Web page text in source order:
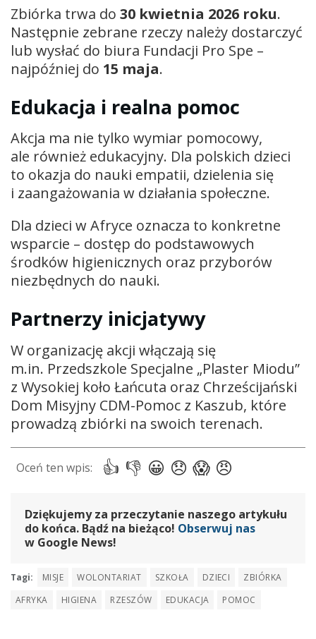
Zbiórka trwa do 30 kwietnia 2026 roku.
Następnie zebrane rzeczy należy dostarczyć
lub wysłać do biura Fundacji Pro Spe –
najpóźniej do 15 maja.
Edukacja i realna pomoc
Akcja ma nie tylko wymiar pomocowy,
ale również edukacyjny. Dla polskich dzieci
to okazja do nauki empatii, dzielenia się
i zaangażowania w działania społeczne.
Dla dzieci w Afryce oznacza to konkretne
wsparcie – dostęp do podstawowych
środków higienicznych oraz przyborów
niezbędnych do nauki.
Partnerzy inicjatywy
W organizację akcji włączają się
m.in. Przedszkole Specjalne „Plaster Miodu”
z Wysokiej koło Łańcuta oraz Chrześcijański
Dom Misyjny CDM-Pomoc z Kaszub, które
prowadzą zbiórki na swoich terenach.
Dziękujemy za przeczytanie naszego artykułu
do końca. Bądź na bieżąco! Obserwuj nas
w Google News!
Tagi: MISJE WOLONTARIAT SZKOŁA DZIECI
ZBIÓRKA
AFRYKA
HIGIENA RZESZÓW EDUKACJA POMOC